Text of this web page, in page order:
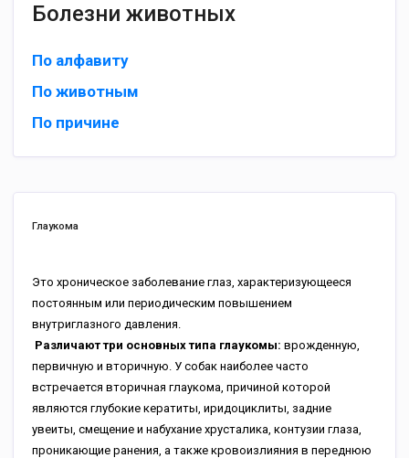
Болезни животных
По алфавиту
По животным
По причине
Глаукома
Это хроническое заболевание глаз, характеризующееся
постоянным или периодическим повышением
внутриглазного давления.
Различают три основных типа глаукомы: врожденную,
первичную и вторичную. У собак наиболее часто
встречается вторичная глаукома, причиной которой
являются глубокие кератиты, иридоциклиты, задние
увеиты, смещение и набухание хрусталика, контузии глаза,
проникающие ранения, а также кровоизлияния в переднюю